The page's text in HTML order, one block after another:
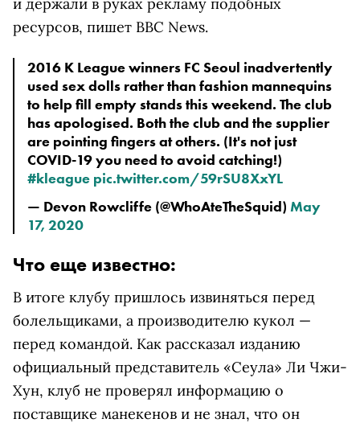
ресурсов, пишет BBC News.
2016 K League winners FC Seoul inadvertently
used sex dolls rather than fashion mannequins
to help fill empty stands this weekend. The club
has apologised. Both the club and the supplier
are pointing fingers at others. (It's not just
COVID-19 you need to avoid catching!)
#kleague pic.twitter.com/59rSU8XxYL
— Devon Rowcliffe (@WhoAteTheSquid) May
17, 2020
Что еще известно:
В итоге клубу пришлось извиняться перед
болельщиками, а производителю кукол —
перед командой. Как рассказал изданию
официальный представитель «Сеула» Ли Чжи-
Хун, клуб не проверял информацию о
поставщике манекенов и не знал, что он